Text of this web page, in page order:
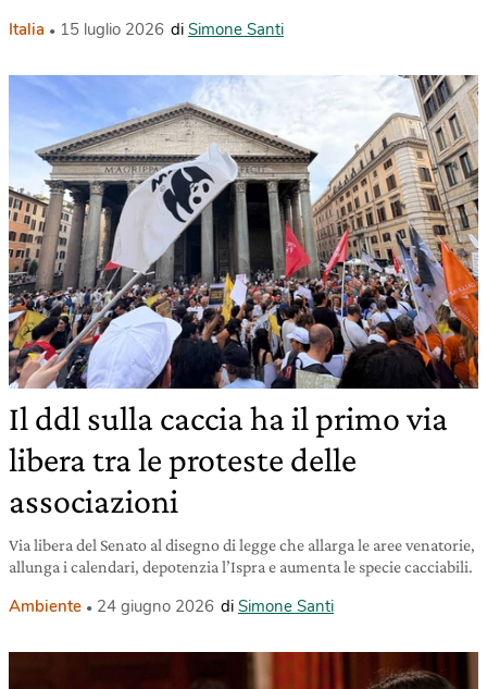
Italia 15 luglio 2026 di Simone Santi
Il ddl sulla caccia ha il primo via
libera tra le proteste delle
associazioni
Via libera del Senato al disegno di legge che allarga le aree venatorie,
allunga i calendari, depotenzia l’Ispra e aumenta le specie cacciabili.
Ambiente 24 giugno 2026 di Simone Santi